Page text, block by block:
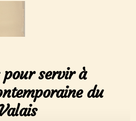
pour servir à
du